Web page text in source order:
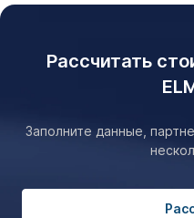
Рассчитать
Заполните данные,